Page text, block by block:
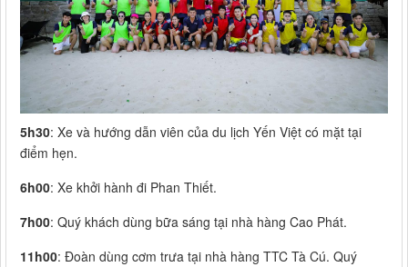
5h30: Xe và hướng dẫn viên của du lịch Yến Việt có mặt tại
điểm hẹn.
6h00: Xe khởi hành đi Phan Thiết.
7h00: Quý khách dùng bữa sáng tại nhà hàng Cao Phát.
11h00: Đoàn dùng cơm trưa tại nhà hàng TTC Tà Cú. Quý